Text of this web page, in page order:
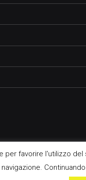
per favorire l'utilizzo